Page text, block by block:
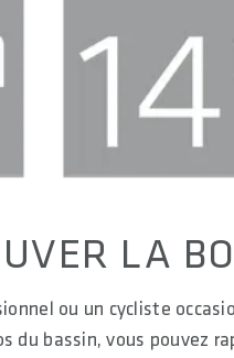
LA
ou un cycliste
du bassin, vous pouvez